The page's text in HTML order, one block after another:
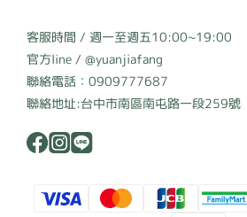
客服時間 / 週一至週五10:00~19:00
官方line / @yuanjiafang
聯絡電話：0909777687
聯絡地址:台中市南區南屯路一段259號